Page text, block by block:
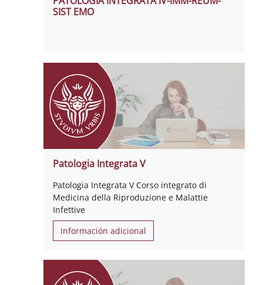
SIST EMO
Patologia Integrata V
Patologia Integrata V Corso integrato di
Medicina della Riproduzione e Malattie
Infettive
Información adicional